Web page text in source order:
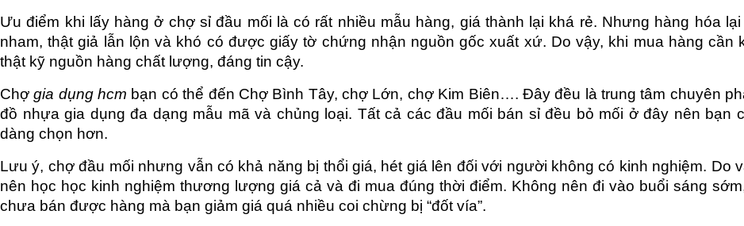
Ưu điểm khi lấy hàng ở chợ sỉ đầu mối là có rất nhiều mẫu hàng, giá thành lại khá rẻ. Nhưng hàng hóa lại
nham, thật giả lẫn lộn và khó có được giấy tờ chứng nhận nguồn gốc xuất xứ. Do vậy, khi mua hàng cần
thật kỹ nguồn hàng chất lượng, đáng tin cậy.
Chợ gia dụng hcm bạn có thể đến Chợ Bình Tây, chợ Lớn, chợ Kim Biên…. Đây đều là trung tâm chuyên
đồ nhựa gia dụng đa dạng mẫu mã và chủng loại. Tất cả các đầu mối bán sỉ đều bỏ mối ở đây nên bạn
dàng chọn hơn.
Lưu ý, chợ đầu mối nhưng vẫn có khả năng bị thổi giá, hét giá lên đối với người không có kinh nghiệm. Do
nên học học kinh nghiệm thương lượng giá cả và đi mua đúng thời điểm. Không nên đi vào buổi sáng
chưa bán được hàng mà bạn giảm giá quá nhiều coi chừng bị “đốt vía”.